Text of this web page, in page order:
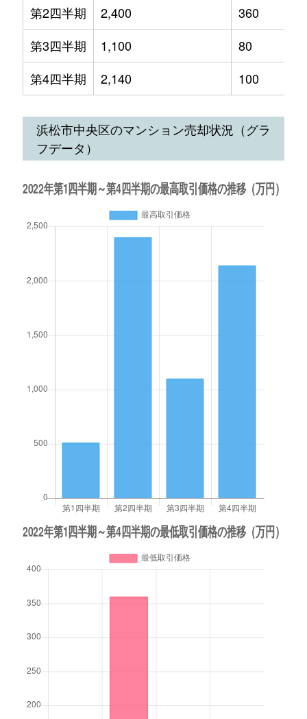
第2四半期 2,400
360
第3四半期
1,100
80
第4四半期
2,140 100
浜松市中央区のマンション売却状況（グラ
フデータ）